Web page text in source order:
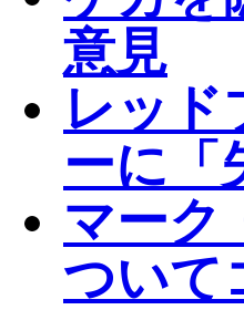
意見
レッド
ーに「
マーク
ついて